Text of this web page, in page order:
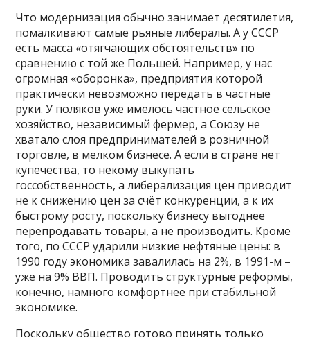
Что модернизация обычно занимает десятилетия,
помалкивают самые рьяные либералы. А у СССР
есть масса «отягчающих обстоятельств» по
сравнению с той же Польшей. Например, у нас
огромная «оборонка», предприятия которой
практически невозможно передать в частные
руки. У поляков уже имелось частное сельское
хозяйство, независимый фермер, а Союзу не
хватало слоя предпринимателей в розничной
торговле, в мелком бизнесе. А если в стране нет
купечества, то некому выкупать
госсобственность, а либерализация цен приводит
не к снижению цен за счёт конкуренции, а к их
быстрому росту, поскольку бизнесу выгоднее
перепродавать товары, а не производить. Кроме
того, по СССР ударили низкие нефтяные цены: в
1990 году экономика завалилась на 2%, в 1991-м –
уже на 9% ВВП. Проводить структурные реформы,
конечно, намного комфортнее при стабильной
экономике.
Поскольку общество готово принять только